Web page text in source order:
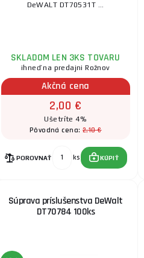
DeWALT DT70531T ...
SKLADOM LEN 3KS TOVARU
ihneď na predajni Rožnov
Akčná cena
2,00 €
Ušetríte 4%
Pôvodná cena:2,10 €
POROVNAŤ ks KÚPIŤ
Súprava príslušenstva DeWalt
DT70784 100ks